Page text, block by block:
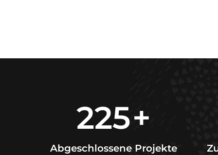
225+
Abgeschlossene Projekte